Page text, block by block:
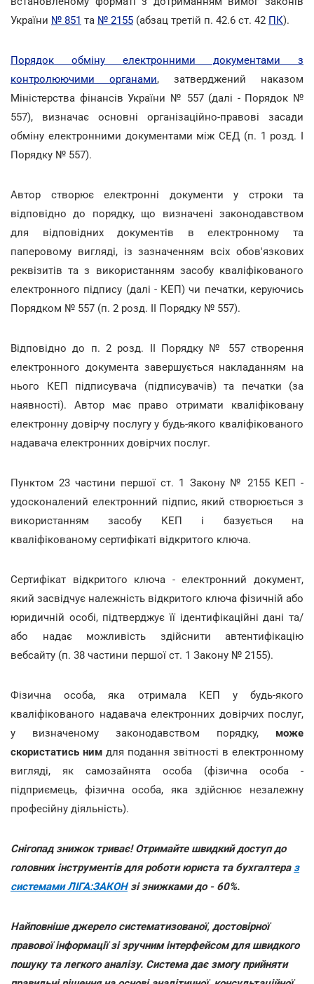
України № 851 та № 2155 (абзац третій п. 42.6 ст. 42 ПК).
Порядок обміну електронними документами з
контролюючими органами, затверджений наказом
Міністерства фінансів України № 557 (далі - Порядок №
557), визначає основні організаційно-правові засади
обміну електронними документами між СЕД (п. 1 розд. I
Порядку № 557).
Автор створює електронні документи у строки та
відповідно до порядку, що визначені законодавством
для відповідних документів в електронному та
паперовому вигляді, із зазначенням всіх обов'язкових
реквізитів та з використанням засобу кваліфікованого
електронного підпису (далі - КЕП) чи печатки, керуючись
Порядком № 557 (п. 2 розд. II Порядку № 557).
Відповідно до п. 2 розд. II Порядку № 557 створення
електронного документа завершується накладанням на
нього КЕП підписувача (підписувачів) та печатки (за
наявності). Автор має право отримати кваліфіковану
електронну довірчу послугу у будь-якого кваліфікованого
надавача електронних довірчих послуг.
Пунктом 23 частини першої ст. 1 Закону № 2155 КЕП -
удосконалений електронний підпис, який створюється з
використанням засобу КЕП і базується на
кваліфікованому сертифікаті відкритого ключа.
Сертифікат відкритого ключа - електронний документ,
який засвідчує належність відкритого ключа фізичній або
юридичній особі, підтверджує її ідентифікаційні дані та/
або надає можливість здійснити автентифікацію
вебсайту (п. 38 частини першої ст. 1 Закону № 2155).
Фізична особа, яка отримала КЕП у будь-якого
кваліфікованого надавача електронних довірчих послуг,
у визначеному законодавством порядку, може
скористатись ним для подання звітності в електронному
вигляді, як самозайнята особа (фізична особа -
підприємець, фізична особа, яка здійснює незалежну
професійну діяльність).
Снігопад знижок триває! Отримайте швидкий доступ до
головних інструментів для роботи юриста та бухгалтера з
системами ЛІГА:ЗАКОНзі знижками до - 60%.
Найповніше джерело систематизованої, достовірної
правової інформації зі зручним інтерфейсом для швидкого
пошуку та легкого аналізу. Система дає змогу прийняти